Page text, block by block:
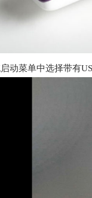
动菜单中选择带有